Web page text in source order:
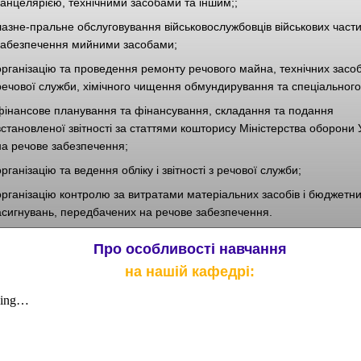
пральне обслуговування військовослужбовців військових
мийними засобами;
та проведення ремонту речового майна, технічних
служби, хімічного чищення обмундирування та
планування та фінансування, складання та подання
звітності за статтями кошторису Міністерства оборони
речове забезпечення;
та ведення обліку і звітності з речової служби;
контролю за витратами матеріальних засобів і
передбачених на речове забезпечення.
Про особливості навчання
на нашій кафедрі: